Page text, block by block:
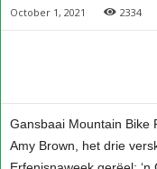
October 1, 2021 2334
Gansbaai Mountain Bike
Amy Brown, het drie